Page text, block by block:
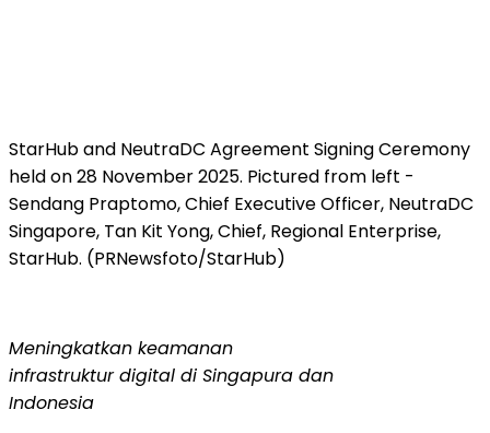
StarHub and NeutraDC Agreement Signing Ceremony
held on 28 November 2025. Pictured from left -
Sendang Praptomo, Chief Executive Officer, NeutraDC
Singapore, Tan Kit Yong, Chief, Regional Enterprise,
StarHub. (PRNewsfoto/StarHub)
Meningkatkan keamanan
infrastruktur digital di Singapura dan
Indonesia